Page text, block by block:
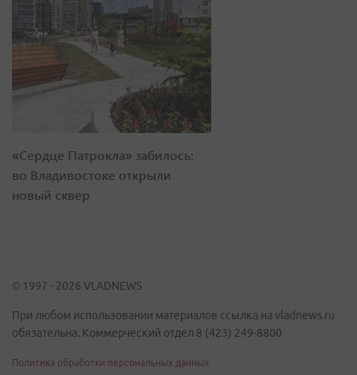
«Сердце Патрокла» забилось:
во Владивостоке открыли
новый сквер
© 1997 - 2026 VLADNEWS
При любом использовании материалов ссылка на vladnews.ru
обязательна. Коммерческий отдел 8 (423) 249-8800
Политика обработки персональных данных